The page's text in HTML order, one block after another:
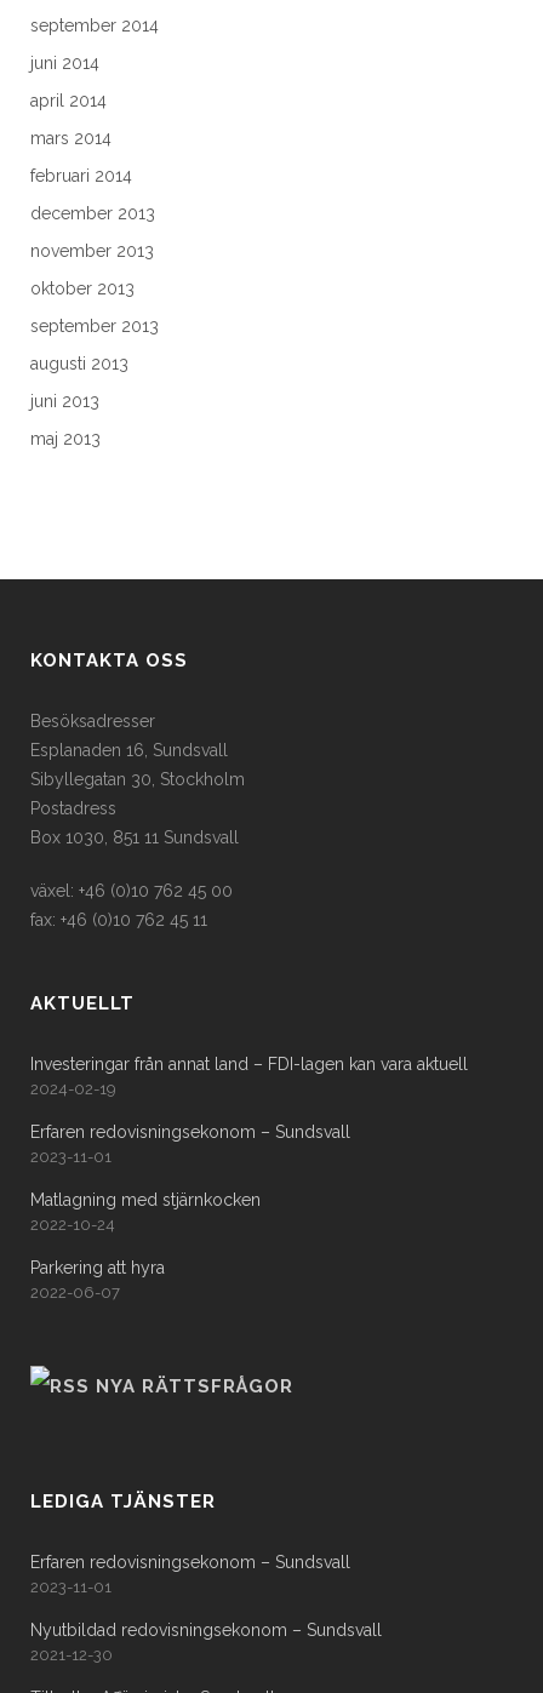
september 2014
juni 2014
april 2014
mars 2014
februari 2014
december 2013
november 2013
oktober 2013
september 2013
augusti 2013
juni 2013
maj 2013
KONTAKTA OSS
Besöksadresser
Esplanaden 16, Sundsvall
Sibyllegatan 30, Stockholm
Postadress
Box 1030, 851 11 Sundsvall
växel: +46 (0)10 762 45 00
fax: +46 (0)10 762 45 11
AKTUELLT
Investeringar från annat land – FDI-lagen kan vara aktuell
2024-02-19
Erfaren redovisningsekonom – Sundsvall
2023-11-01
Matlagning med stjärnkocken
2022-10-24
Parkering att hyra
2022-06-07
NYA RÄTTSFRÅGOR
LEDIGA TJÄNSTER
Erfaren redovisningsekonom – Sundsvall
2023-11-01
Nyutbildad redovisningsekonom – Sundsvall
2021-12-30